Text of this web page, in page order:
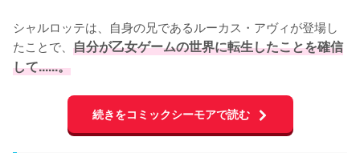
シャルロッテは、自身の兄であるルーカス・アヴィが登場し
たことで、 自分が乙女ゲームの世界に転生したことを確信
して......。
続きをコミックシーモアで読む